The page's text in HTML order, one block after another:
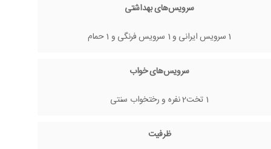
سرویس‌های بهداشتی
1 سرویس ایرانی و 1 سرویس فرنگی و 1 حمام
سرویس‌های خواب
1 تخت2 نفره و رختخواب سنتی
ظرفیت